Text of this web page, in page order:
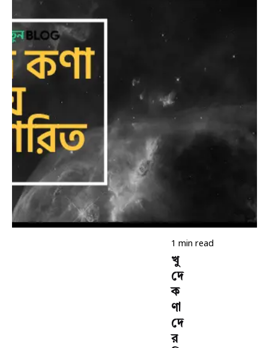
by
1 min read
খু
দে
ক
ণা
দে
র